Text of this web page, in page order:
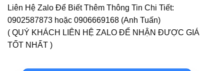
Liên Hệ Zalo Để Biết Thêm Thông Tin Chi Tiết:
0902587873 hoặc 0906669168 (Anh Tuấn)
( QUÝ KHÁCH LIÊN HỆ ZALO ĐỂ NHẬN ĐƯỢC GIÁ
TỐT NHẤT )